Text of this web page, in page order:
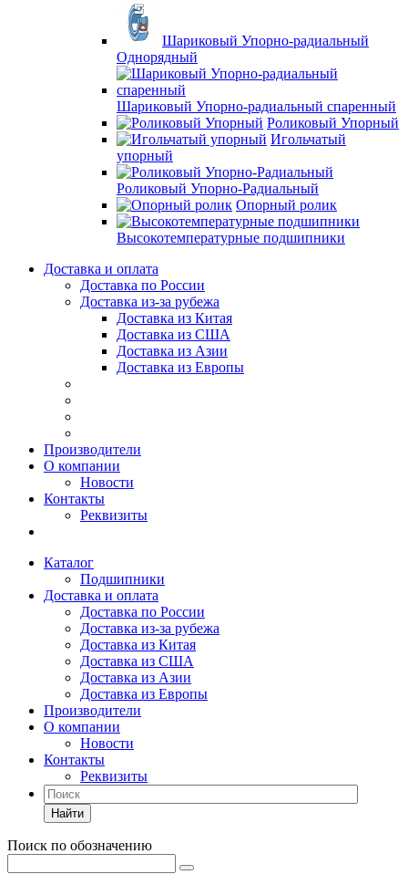
Шариковый Упорно-радиальный
Однорядный
Шариковый Упорно-радиальный спаренный
Роликовый Упорный
Игольчатый
упорный
Роликовый Упорно-Радиальный
Опорный ролик
Высокотемпературные подшипники
Доставка и оплата
Доставка по России
Доставка из-за рубежа
Доставка из Китая
Доставка из США
Доставка из Азии
Доставка из Европы
Производители
О компании
Новости
Контакты
Реквизиты
Каталог
Подшипники
Доставка и оплата
Доставка по России
Доставка из-за рубежа
Доставка из Китая
Доставка из США
Доставка из Азии
Доставка из Европы
Производители
О компании
Новости
Контакты
Реквизиты
Найти
Поиск по обозначению